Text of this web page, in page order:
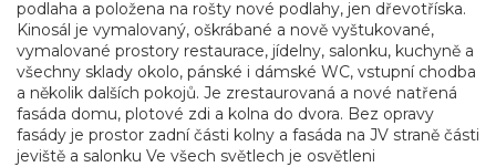
podlaha a položena na rošty nové podlahy, jen dřevotříska.
Kinosál je vymalovaný, oškrábané a nově vyštukované,
vymalované prostory restaurace, jídelny, salonku, kuchyně a
všechny sklady okolo, pánské i dámské WC, vstupní chodba
a několik dalších pokojů. Je zrestaurovaná a nové natřená
fasáda domu, plotové zdi a kolna do dvora. Bez opravy
fasády je prostor zadní části kolny a fasáda na JV straně části
jeviště a salonku Ve všech světlech je osvětleni